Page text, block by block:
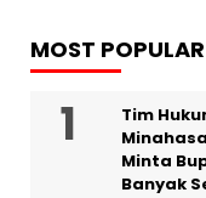
MOST POPULAR
Tim
Minta
Banyak